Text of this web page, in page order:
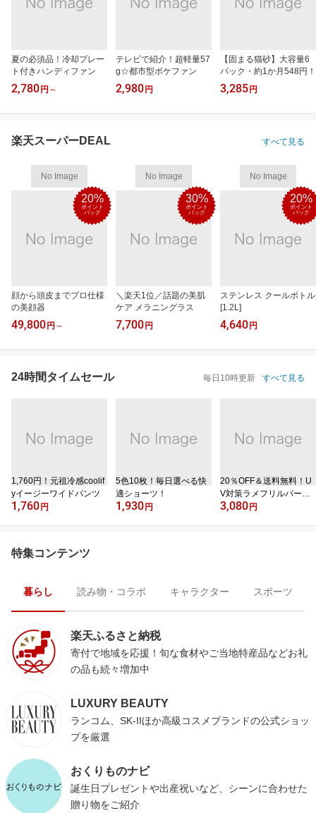
夏の必須品！冷却プレー
ト付きハンディファン
2,780 円 ～
テレビで紹介！超軽量57
g☆都市型ポケファン
2,980 円
【固まる猫砂】大容量6
パック・約1か月548円！
3,285 円
楽天スーパーDEAL すべて見る
No Image
20%
ポイント
バック
顔から頭皮までプロ仕様
の美顔器
49,800 円 ～
No Image
30%
ポイント
バック
＼楽天1位／話題の美肌
ケア メラニングラス
7,700 円
No Image
20%
ポイント
バック
ステンレス クールボトル
[1.2L]
4,640 円
24時間タイムセール 毎日10時更新 すべて見る
1,760円！元祖冷感coolif
yイージーワイドパンツ
1,760 円
5色10枚！毎日選べる快
適ショーツ！
1,930 円
20％OFF＆送料無料！U
V対策ラメフリルパーカ
ー
3,080 円
特集コンテンツ
暮らし 読み物・コラボ キャラクター スポーツ
楽天ふるさと納税
寄付で地域を応援！旬な食材やご当地特産品などお礼
の品も続々増加中
LUXURY BEAUTY
ランコム、SK-IIほか高級コスメブランドの公式ショッ
プを厳選
おくりものナビ
誕生日プレゼントや出産祝いなど、シーンに合わせた
贈り物をご紹介